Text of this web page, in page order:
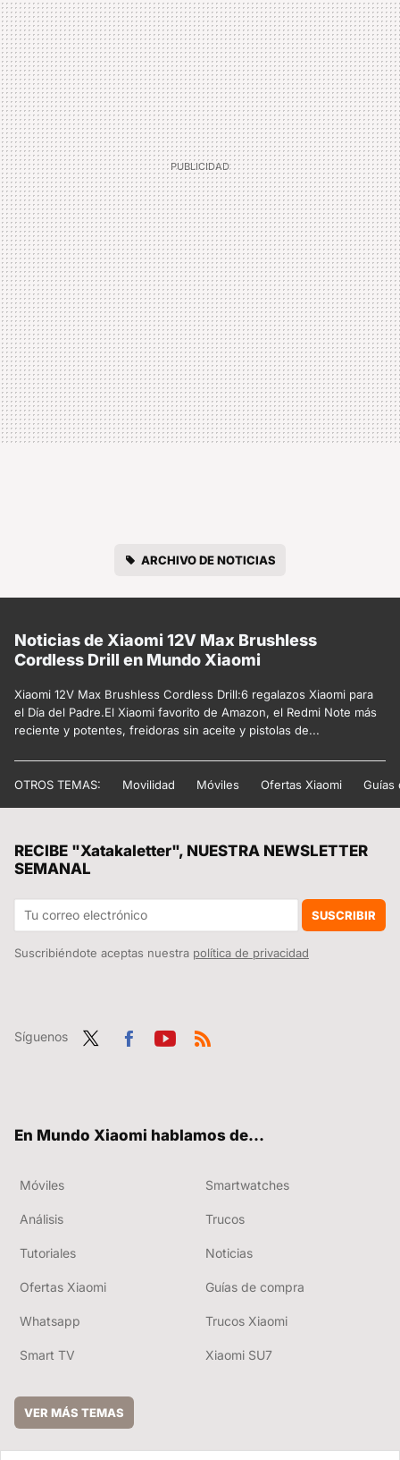
ARCHIVO DE NOTICIAS
Noticias de Xiaomi 12V Max Brushless
Cordless Drill en Mundo Xiaomi
Xiaomi 12V Max Brushless Cordless Drill:6 regalazos Xiaomi para
el Día del Padre.El Xiaomi favorito de Amazon, el Redmi Note más
reciente y potentes, freidoras sin aceite y pistolas de...
OTROS TEMAS: Movilidad Móviles Ofertas Xiaomi Guías
RECIBE "Xatakaletter", NUESTRA NEWSLETTER
SEMANAL
SUSCRIBIR
Suscribiéndote aceptas nuestra política de privacidad
Síguenos
En Mundo Xiaomi hablamos de...
Móviles Smartwatches
Análisis Trucos
Tutoriales Noticias
Ofertas Xiaomi Guías de compra
Whatsapp Trucos Xiaomi
Smart TV Xiaomi SU7
VER MÁS TEMAS